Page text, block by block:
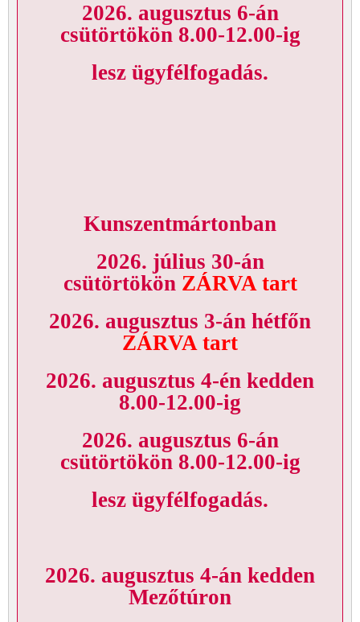
2026. augusztus 6-án
csütörtökön 8.00-12.00-ig
lesz ügyfélfogadás.
Kunszentmártonban
2026. július 30-án
csütörtökön ZÁRVA tart
2026. augusztus 3-án hétfőn
ZÁRVA tart
2026. augusztus 4-én kedden
8.00-12.00-ig
2026. augusztus 6-án
csütörtökön 8.00-12.00-ig
lesz ügyfélfogadás.
2026. augusztus 4-án kedden
Mezőtúron